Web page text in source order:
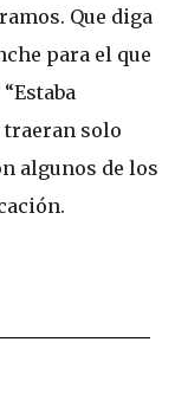
Que diga
para el que
traeran solo
algunos de los